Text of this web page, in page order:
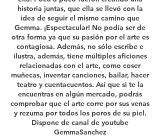
historia juntas, que ella se llevó con la
idea de seguir el mismo camino que
Gemma. ¡Espectacular! No podía ser de
otra forma ya que su pasión por el arte es
contagiosa. Además, no sólo escribe e
ilustra, además, tiene múltiples aficiones
relacionadas con el arte, como coser
muñecas, inventar canciones, bailar, hacer
teatro y cuentacuentos. Así que si te la
encuentras en algún mercado, podrás
comprobar que el arte corre por sus venas
y rezuma por todos los poros de su piel.
Dispone de canal de youtube
GemmaSanchez